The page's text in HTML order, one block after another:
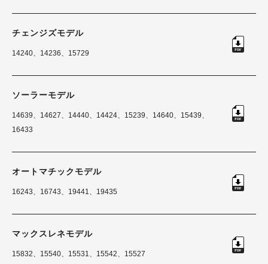
チェンジズモデル
14240、14236、15729
ソーラーモデル
14639、14627、14440、14424、15239、14640、15439、
16433
オートマチックモデル
16243、16743、19441、19435
マックスレネモデル
15832、15540、15531、15542、15527